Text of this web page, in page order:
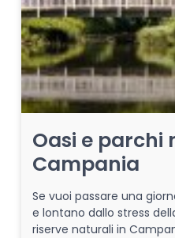
Oasi e parchi
Campania
Se vuoi passare una
e lontano dallo stress
riserve naturali in